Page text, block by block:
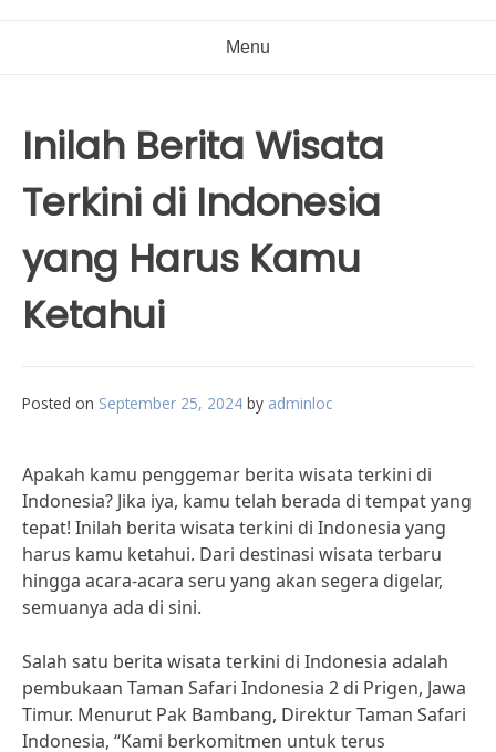
Menu
Inilah Berita Wisata
Terkini di Indonesia
yang Harus Kamu
Ketahui
Posted on September 25, 2024 by adminloc
Apakah kamu penggemar berita wisata terkini di
Indonesia? Jika iya, kamu telah berada di tempat yang
tepat! Inilah berita wisata terkini di Indonesia yang
harus kamu ketahui. Dari destinasi wisata terbaru
hingga acara-acara seru yang akan segera digelar,
semuanya ada di sini.
Salah satu berita wisata terkini di Indonesia adalah
pembukaan Taman Safari Indonesia 2 di Prigen, Jawa
Timur. Menurut Pak Bambang, Direktur Taman Safari
Indonesia, “Kami berkomitmen untuk terus